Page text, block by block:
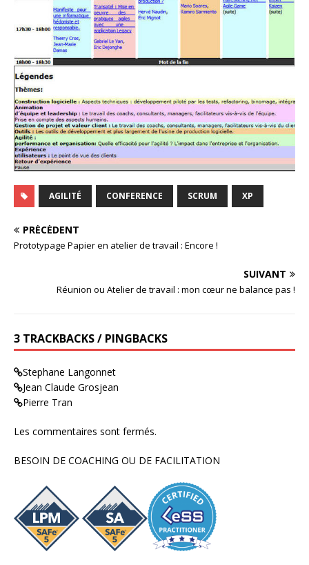
AGILITÉ CONFERENCE SCRUM XP
PRÉCÉDENT
Prototypage Papier en atelier de travail : Encore !
SUIVANT
Réunion ou Atelier de travail : mon cœur ne balance pas !
3 TRACKBACKS / PINGBACKS
Stephane Langonnet
Jean Claude Grosjean
Pierre Tran
Les commentaires sont fermés.
BESOIN DE COACHING OU DE FACILITATION